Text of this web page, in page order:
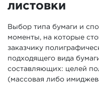
листовки
Выбор типа бумаги и
моменты, на которые
заказчику
подходящего вида
составляющих: целей
(массовая либо